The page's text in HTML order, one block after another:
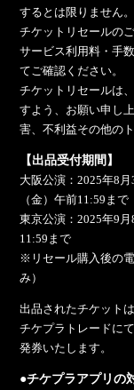
するとは限りません。
チケットリセールの
サービス利用料・手
てご確認ください。
チケットリセールは
すよう、お願い申し
害、不利益その他の
【出品受付期間】
大阪公演：2025年8
（金）午前11:59まで
東京公演：2025年9
11:59まで
※リセール購入後の
み）
出品されたチケット
チケプラトレードに
発券いたします。
●チケプラアプリの